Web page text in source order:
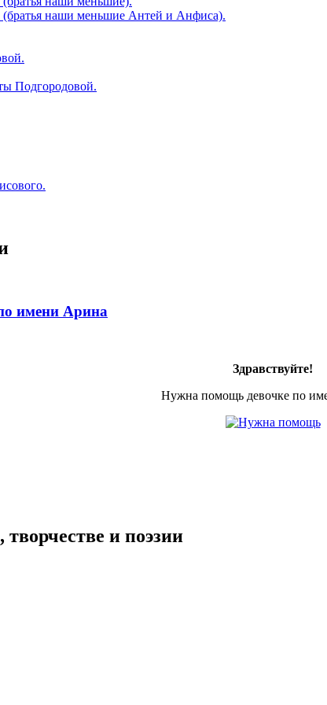
(братья наши меньшие Антей и Анфиса).
Подгородовой.
имени Арина
Здравствуйте!
Нужна помощь девочке по
и поэзии